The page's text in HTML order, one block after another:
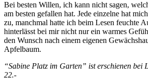
Bei besten Willen, ich kann nicht sagen,
am besten gefallen hat. Jede einzelne hat
zu, manchmal hatte ich beim Lesen feuchte
hinterlässt bei mir nicht nur ein warmes
den Wunsch nach einem eigenen
Apfelbaum.
“Sabine Platz im Garten” ist erschienen bei
22.-